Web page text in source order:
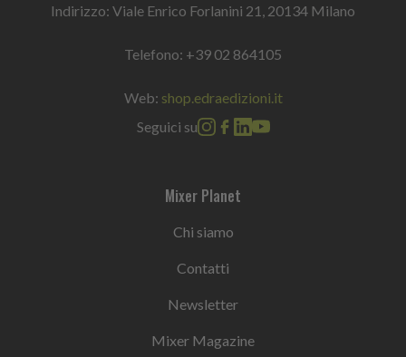
Indirizzo: Viale Enrico Forlanini 21, 20134 Milano
Telefono: +39 02 864105
Web: shop.edraedizioni.it
Seguici su
Mixer Planet
Chi siamo
Contatti
Newsletter
Mixer Magazine